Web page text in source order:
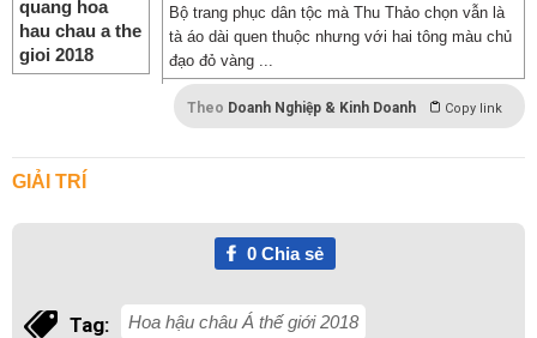
Bộ trang phục dân tộc mà Thu Thảo chọn vẫn là
tà áo dài quen thuộc nhưng với hai tông màu chủ
đạo đỏ vàng ...
Theo Doanh Nghiệp & Kinh Doanh Copy link
GIẢI TRÍ
0Chia sẻ
Tag: Hoa hậu châu Á thế giới 2018